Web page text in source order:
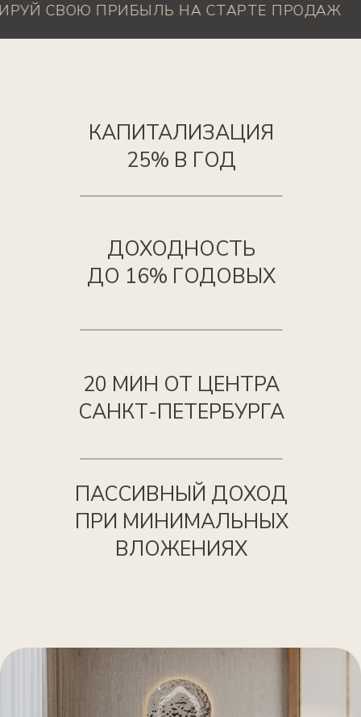
ПРИБЫЛЬ НА СТАРТЕ ПРОДАЖ
ПАССИВНЫЙ ДОХОД
ПРИ МИНИМАЛЬНЫХ
ВЛОЖЕНИЯХ
редевелопмента территории бывшей
фабрики «Скороход», создаётся новый
проект, сочетающий в себе элементы
общественного пространства и
фешенебельного апарт-отеля.
для инвестора, который приобретает не
просто метры, а совместно с
девелопером создает концепцию
камерности и уединения.